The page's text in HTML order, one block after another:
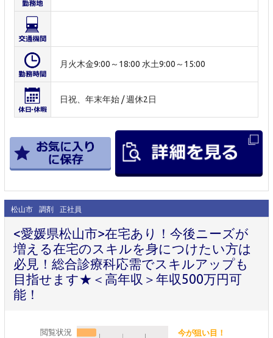
月火木金9:00～18:00 水土9:00～15:00
日祝、年末年始 / 週休2日
松山市 調剤 正社員
<愛媛県松山市>在宅あり！今後ニーズが
増える在宅のスキルを身につけたい方は
必見！総合診療科応需でスキルアップも
目指せます★＜高年収＞年収500万円可
能！
閲覧状況 今が狙い目！